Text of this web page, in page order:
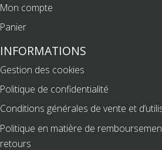
Mon compte
Panier
INFORMATIONS
Gestion des cookies
Politique de confidentialité
Conditions générales de vente et
Politique en matière de
retours